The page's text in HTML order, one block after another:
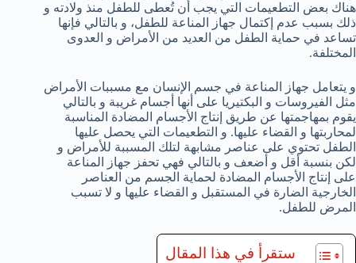
هناك بعض التطعيمات التي يجب أن تُعطى للطفل منذ ولادته و
ذلك بسبب عدم إكتمال جهاز المناعة للطفل، و بالتالي فإنها
تساعد في حماية الطفل من العديد من الأمراض و العدوى
المختلفة.
و يتعامل جهاز المناعة في جسم الإنسان مع مسببات الأمراض
مثل الفيروسات و البكتيريا على أنها أجسام غريبة و بالتالي
يقوم بمهاجمتها عن طريق إنتاج الأجسام المضادة المناسبة
لمحاربتها و القضاء عليها. و التطعيمات التي يحصل عليها
الطفل تحتوي على عناصر مشابهة لتلك المسببة للأمراض و
لكن بنسبة أقل و أضعف و بالتالي فهي تحفز جهاز المناعة
على إنتاج الأجسام المضادة لحماية الجسم من العناصر
الخارجية الضارة في المستقبل و القضاء عليها و لا تسبب
المرض للطفل.
ستقرأ في هذا المقال